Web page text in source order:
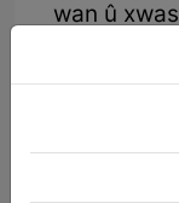
wan û